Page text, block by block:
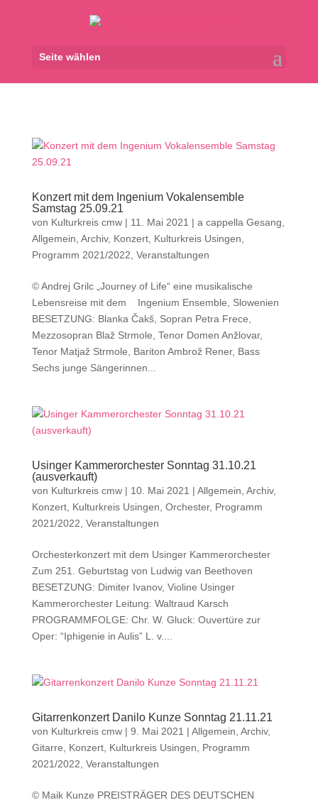
Seite wählen
Konzert mit dem Ingenium Vokalensemble
Samstag 25.09.21
von Kulturkreis cmw| 11. Mai 2021 | a cappella Gesang
Allgemein Archiv, Konzert, Kulturkreis Usingen
Programm 2021/2022 Veranstaltungen
© Andrej Grilc „Journey of Life“ eine musikalische
Lebensreise mit dem Ingenium Ensemble, Slowenien
BESETZUNG: Blanka Čakš, Sopran Petra Frece,
Mezzosopran Blaž Strmole, Tenor Domen Anžlovar,
Tenor Matjaž Strmole, Bariton Ambrož Rener, Bass
Sechs junge Sängerinnen...
Usinger Kammerorchester Sonntag 31.10.21
(ausverkauft)
von Kulturkreis cmw| 10. Mai 2021 | Allgemein Archiv,
Konzert, Kulturkreis Usingen Orchester, Programm
2021/2022 Veranstaltungen
Orchesterkonzert mit dem Usinger Kammerorchester
Zum 251. Geburtstag von Ludwig van Beethoven
BESETZUNG: Dimiter Ivanov, Violine Usinger
Kammerorchester Leitung: Waltraud Karsch
PROGRAMMFOLGE: Chr. W. Gluck: Ouvertüre zur
Oper: “Iphigenie in Aulis” L. v....
Gitarrenkonzert Danilo Kunze Sonntag 21.11.21
von Kulturkreis cmw| 9. Mai 2021 | Allgemein Archiv,
Gitarre
Konzert, Kulturkreis Usingen
Programm
2021/2022 Veranstaltungen
© Maik Kunze PREISTRÄGER DES DEUTSCHEN